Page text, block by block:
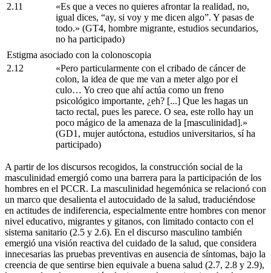
2.11
«Es que a veces no quieres afrontar la realidad, no,
igual dices, “ay, si voy y me dicen algo”. Y pasas de
todo.» (GT4, hombre migrante, estudios secundarios,
no ha participado)
Estigma asociado con la colonoscopia
2.12
«Pero particularmente con el cribado de cáncer de
colon, la idea de que me van a meter algo por el
culo… Yo creo que ahí actúa como un freno
psicológico importante, ¿eh? [...] Que les hagas un
tacto rectal, pues les parece. O sea, este rollo hay un
poco mágico de la amenaza de la [masculinidad].»
(GD1, mujer autóctona, estudios universitarios, sí ha
participado)
A partir de los discursos recogidos, la construcción social de la
masculinidad emergió como una barrera para la participación de los
hombres en el PCCR. La masculinidad hegemónica se relacionó con
un marco que desalienta el autocuidado de la salud, traduciéndose
en actitudes de indiferencia, especialmente entre hombres con menor
nivel educativo, migrantes y gitanos, con limitado contacto con el
sistema sanitario (2.5 y 2.6). En el discurso masculino también
emergió una visión reactiva del cuidado de la salud, que considera
innecesarias las pruebas preventivas en ausencia de síntomas, bajo la
creencia de que sentirse bien equivale a buena salud (2.7, 2.8 y 2.9),